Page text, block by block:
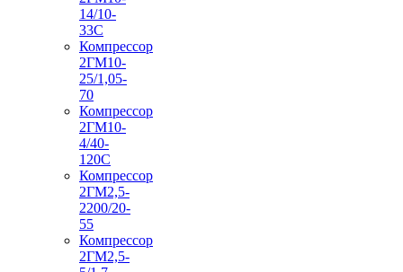
14/10-
33С
Компрессор
2ГМ10-
25/1,05-
70
Компрессор
2ГМ10-
4/40-
120С
Компрессор
2ГМ2,5-
2200/20-
55
Компрессор
2ГМ2,5-